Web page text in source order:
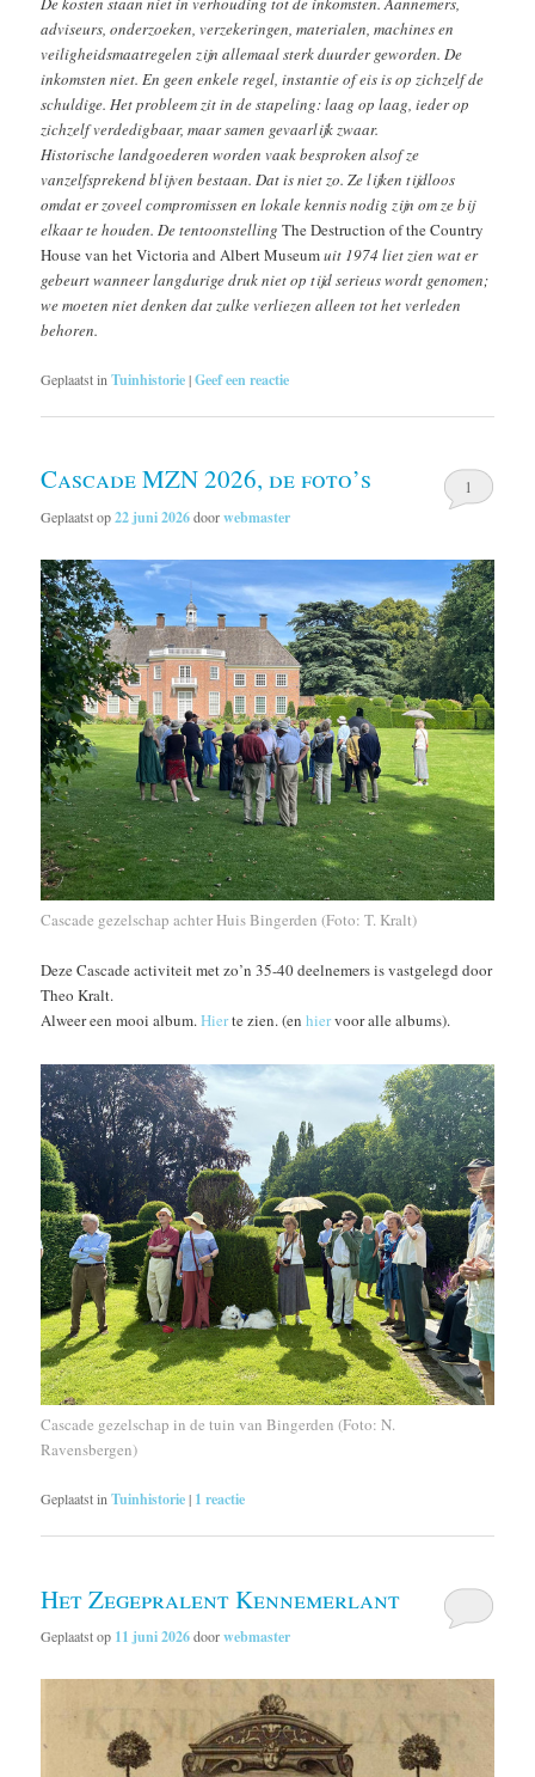
adviseurs, onderzoeken, verzekeringen, materialen, machines en
veiligheidsmaatregelen zijn allemaal sterk duurder geworden. De
inkomsten niet. En geen enkele regel, instantie of eis is op zichzelf de
schuldige. Het probleem zit in de stapeling: laag op laag, ieder op
zichzelf verdedigbaar, maar samen gevaarlijk zwaar.
Historische landgoederen worden vaak besproken alsof ze
vanzelfsprekend blijven bestaan. Dat is niet zo. Ze lijken tijdloos
omdat er zoveel compromissen en lokale kennis nodig zijn om ze bij
elkaar te houden. De tentoonstellingThe Destruction of the Country
House van het Victoria and Albert Museumuit 1974 liet zien wat er
gebeurt wanneer langdurige druk niet op tijd serieus wordt genomen;
we moeten niet denken dat zulke verliezen alleen tot het verleden
behoren.
Geplaatst in Tuinhistorie|Geef een reactie
Cascade MZN 2026, de foto’s
Geplaatst op22 juni 2026doorwebmaster
1
Cascade gezelschap achter Huis Bingerden (Foto: T. Kralt)
Deze Cascade activiteit met zo’n 35-40 deelnemers is vastgelegd door
Theo Kralt.
Alweer een mooi album.Hierte zien. (enhiervoor alle albums).
Cascade gezelschap in de tuin van Bingerden (Foto: N.
Ravensbergen)
Geplaatst inTuinhistorie| 1 reactie
Het Zegepralent Kennemerlant
Geplaatst op 11 juni 2026doorwebmaster